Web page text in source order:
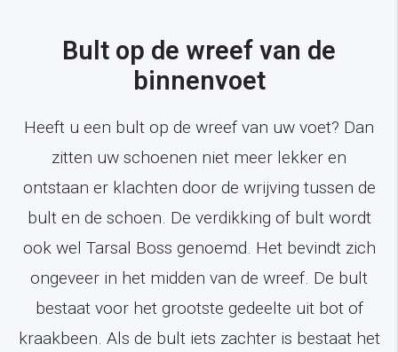
Bult op de wreef van de
binnenvoet
Heeft u een bult op de wreef van uw voet? Dan
zitten uw schoenen niet meer lekker en
ontstaan er klachten door de wrijving tussen de
bult en de schoen. De verdikking of bult wordt
ook wel Tarsal Boss genoemd. Het bevindt zich
ongeveer in het midden van de wreef. De bult
bestaat voor het grootste gedeelte uit bot of
kraakbeen. Als de bult iets zachter is bestaat het